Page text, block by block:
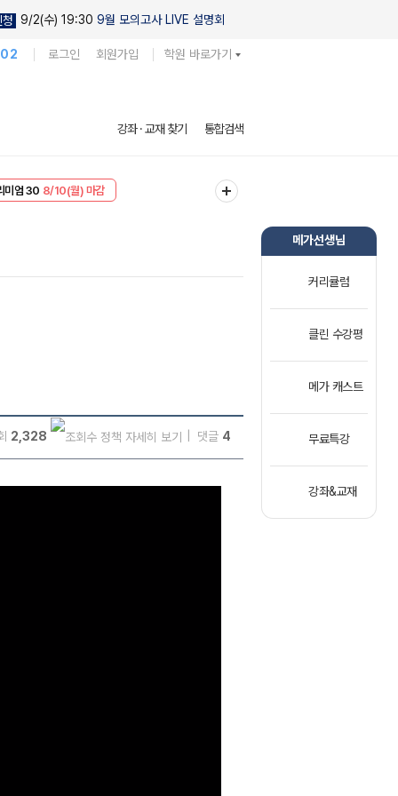
청 9/2(수) 19:30 9월 모의고사 LIVE 설명회
로그인 회원가입 학원 바로가기
강좌 · 교재 찾기 통합검색
미엄 30 8/10(월) 마감
2,328 댓글 4
메가선생님
커리큘럼
클린 수강평
메가 캐스트
무료특강
강좌&교재